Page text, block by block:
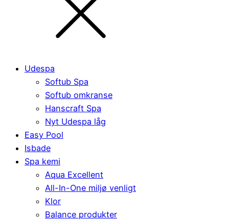
Udespa
Softub Spa
Softub omkranse
Hanscraft Spa
Nyt Udespa låg
Easy Pool
Isbade
Spa kemi
Aqua Excellent
All-In-One miljø venligt
Klor
Balance produkter